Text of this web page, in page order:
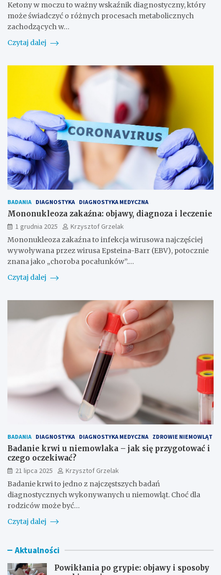
Ketony w moczu to ważny wskaźnik diagnostyczny, który
może świadczyć o różnych procesach metabolicznych
zachodzących w…
Czytaj dalej
BADANIA DIAGNOSTYKA DIAGNOSTYKA MEDYCZNA
Mononukleoza zakaźna: objawy, diagnoza i leczenie
1 grudnia 2025
Krzysztof Grzelak
Mononukleoza zakaźna to infekcja wirusowa najczęściej
wywoływana przez wirusa Epsteina-Barr (EBV), potocznie
znana jako „choroba pocałunków”.…
Czytaj dalej
BADANIA DIAGNOSTYKA DIAGNOSTYKA MEDYCZNA ZDROWIE NIEMOWLĄT
Badanie krwi u niemowlaka – jak się przygotować i
czego oczekiwać?
21 lipca 2025
Krzysztof Grzelak
Badanie krwi to jedno z najczęstszych badań
diagnostycznych wykonywanych u niemowląt. Choć dla
rodziców może być…
Czytaj dalej
Aktualności
Powikłania po grypie: objawy i sposoby